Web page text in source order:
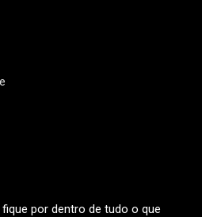
por dentro de tudo o que